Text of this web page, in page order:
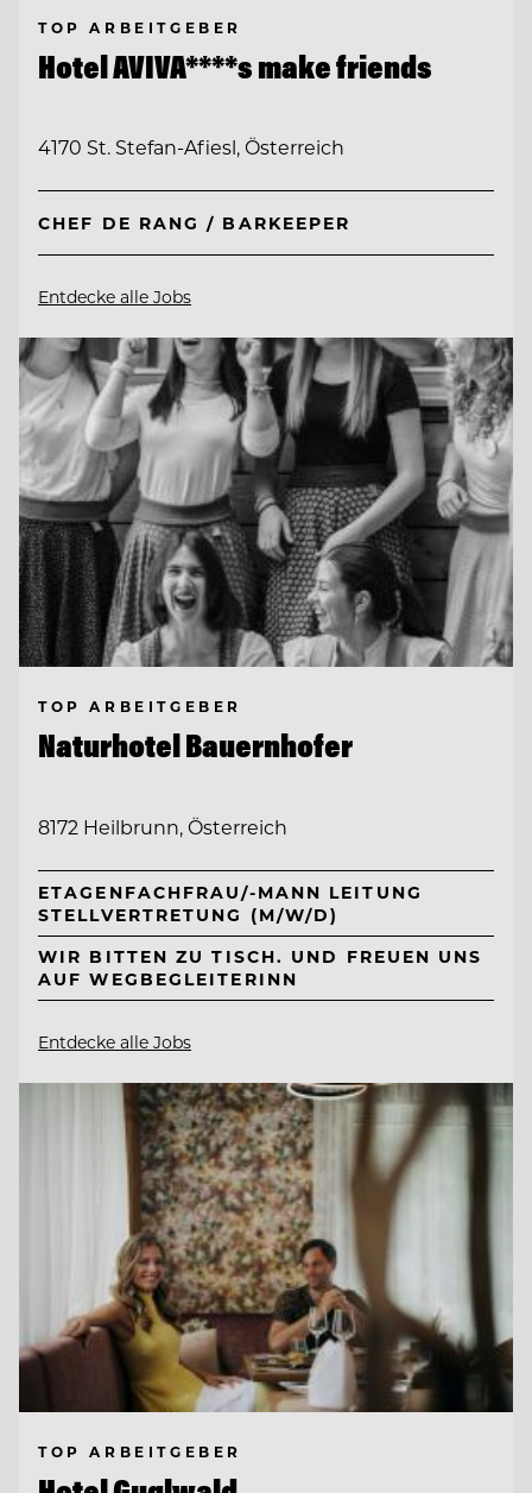
TOP ARBEITGEBER
Hotel AVIVA****s make friends
4170 St. Stefan-Afiesl, Österreich
CHEF DE RANG / BARKEEPER
Entdecke alle Jobs
TOP ARBEITGEBER
Naturhotel Bauernhofer
8172 Heilbrunn, Österreich
ETAGENFACHFRAU/-MANN LEITUNG
STELLVERTRETUNG (M/W/D)
WIR BITTEN ZU TISCH. UND FREUEN UNS
AUF WEGBEGLEITERINN
Entdecke alle Jobs
TOP ARBEITGEBER